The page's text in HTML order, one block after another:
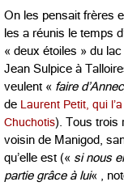
On les pensait frères
les a réunis le temps
« deux étoiles » du
Jean Sulpice à
veulent « faire
de Laurent Petit, qui
Chuchotis). Tous trois
voisin de Manigod,
qu’elle est (« si nous
partie grâce à lui« ,